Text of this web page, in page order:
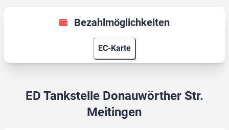
Bezahlmöglichkeiten
EC-Karte
ED Tankstelle Donauwörther Str.
Meitingen